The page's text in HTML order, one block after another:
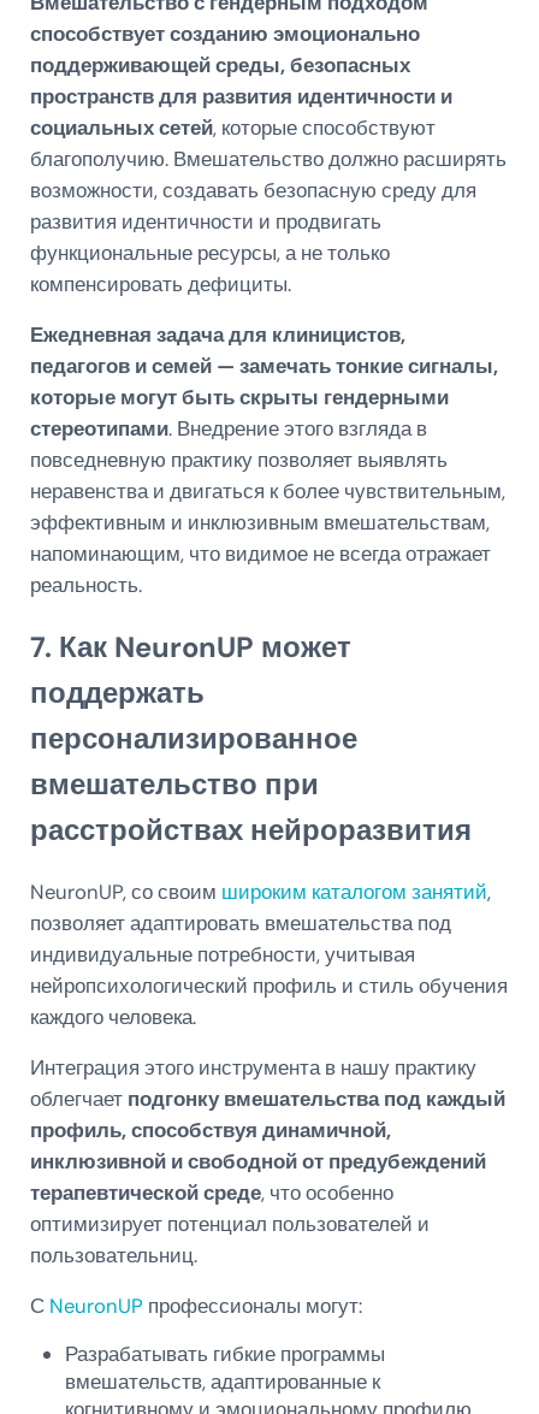
способствует созданию эмоционально
поддерживающей среды, безопасных
пространств для развития идентичности и
социальных сетей, которые способствуют
благополучию. Вмешательство должно расширять
возможности, создавать безопасную среду для
развития идентичности и продвигать
функциональные ресурсы, а не только
компенсировать дефициты.
Ежедневная задача для клиницистов,
педагогов и семей — замечать тонкие сигналы,
которые могут быть скрыты гендерными
стереотипами. Внедрение этого взгляда в
повседневную практику позволяет выявлять
неравенства и двигаться к более чувствительным,
эффективным и инклюзивным вмешательствам,
напоминающим, что видимое не всегда отражает
реальность.
7. Как NeuronUP может
поддержать
персонализированное
вмешательство при
расстройствах нейроразвития
NeuronUP, со своим широким каталогом занятий,
позволяет адаптировать вмешательства под
индивидуальные потребности, учитывая
нейропсихологический профиль и стиль обучения
каждого человека.
Интеграция этого инструмента в нашу практику
облегчает подгонку вмешательства под каждый
профиль, способствуя динамичной,
инклюзивной и свободной от предубеждений
терапевтической среде, что особенно
оптимизирует потенциал пользователей и
пользовательниц.
С NeuronUP профессионалы могут:
Разрабатывать гибкие программы
вмешательств, адаптированные к